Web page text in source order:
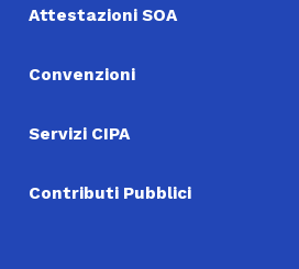
Attestazioni SOA
Convenzioni
Servizi CIPA
Contributi Pubblici